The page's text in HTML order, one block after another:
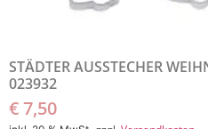
STÄDTER AUSSTECHER
023932
€7,50